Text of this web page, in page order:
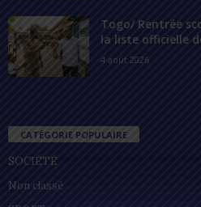
Togo/ Rentrée
la liste officielle
4 août 2026
CATÉGORIE POPULAIRE
SOCIÉTÉ
Non classé